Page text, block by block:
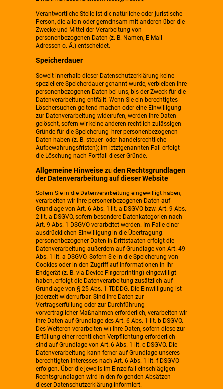
Verantwortliche Stelle ist die natürliche oder juristische
Person, die allein oder gemeinsam mit anderen über die
Zwecke und Mittel der Verarbeitung von
personenbezogenen Daten (z. B. Namen, E-Mail-
Adressen o. Ä.) entscheidet.
Speicherdauer
Soweit innerhalb dieser Datenschutzerklärung keine
speziellere Speicherdauer genannt wurde, verbleiben Ihre
personenbezogenen Daten bei uns, bis der Zweck für die
Datenverarbeitung entfällt. Wenn Sie ein berechtigtes
Löschersuchen geltend machen oder eine Einwilligung
zur Datenverarbeitung widerrufen, werden Ihre Daten
gelöscht, sofern wir keine anderen rechtlich zulässigen
Gründe für die Speicherung Ihrer personenbezogenen
Daten haben (z. B. steuer- oder handelsrechtliche
Aufbewahrungsfristen); im letztgenannten Fall erfolgt
die Löschung nach Fortfall dieser Gründe.
Allgemeine Hinweise zu den Rechtsgrundlagen
der Datenverarbeitung auf dieser Website
Sofern Sie in die Datenverarbeitung eingewilligt haben,
verarbeiten wir Ihre personenbezogenen Daten auf
Grundlage von Art. 6 Abs. 1 lit. a DSGVO bzw. Art. 9 Abs.
2 lit. a DSGVO, sofern besondere Datenkategorien nach
Art. 9 Abs. 1 DSGVO verarbeitet werden. Im Falle einer
ausdrücklichen Einwilligung in die Übertragung
personenbezogener Daten in Drittstaaten erfolgt die
Datenverarbeitung außerdem auf Grundlage von Art. 49
Abs. 1 lit. a DSGVO. Sofern Sie in die Speicherung von
Cookies oder in den Zugriff auf Informationen in Ihr
Endgerät (z. B. via Device-Fingerprinting) eingewilligt
haben, erfolgt die Datenverarbeitung zusätzlich auf
Grundlage von § 25 Abs. 1 TDDDG. Die Einwilligung ist
jederzeit widerrufbar. Sind Ihre Daten zur
Vertragserfüllung oder zur Durchführung
vorvertraglicher Maßnahmen erforderlich, verarbeiten wir
Ihre Daten auf Grundlage des Art. 6 Abs. 1 lit. b DSGVO.
Des Weiteren verarbeiten wir Ihre Daten, sofern diese zur
Erfüllung einer rechtlichen Verpflichtung erforderlich
sind auf Grundlage von Art. 6 Abs. 1 lit. c DSGVO. Die
Datenverarbeitung kann ferner auf Grundlage unseres
berechtigten Interesses nach Art. 6 Abs. 1 lit. f DSGVO
erfolgen. Über die jeweils im Einzelfall einschlägigen
Rechtsgrundlagen wird in den folgenden Absätzen
dieser Datenschutzerklärung informiert.